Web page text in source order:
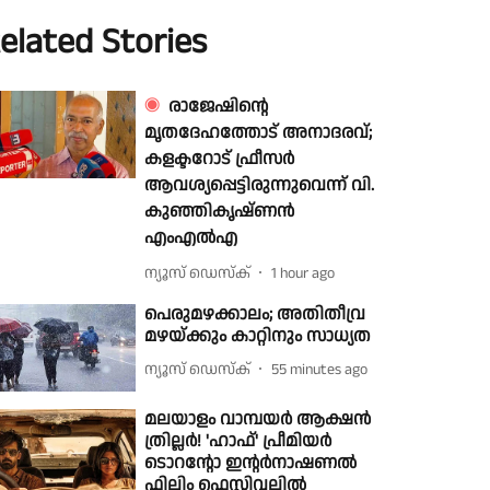
Stories
രാജേഷിൻ്റെ
മൃതദേഹത്തോട് അനാദരവ്;
കളക്ടറോട് ഫ്രീസർ
ആവശ്യപ്പെട്ടിരുന്നുവെന്ന് വി.
കുഞ്ഞികൃഷ്ണൻ
എംഎൽഎ
ന്യൂസ് ഡെസ്ക് 1 hour ago
പെരുമഴക്കാലം; അതിതീവ്ര
മഴയ്ക്കും കാറ്റിനും സാധ്യത
ന്യൂസ് ഡെസ്ക് 55 minutes ago
മലയാളം വാമ്പയർ ആക്ഷൻ
ത്രില്ലർ! 'ഹാഫ്' പ്രീമിയർ
ടൊറന്റോ ഇന്റർനാഷണൽ